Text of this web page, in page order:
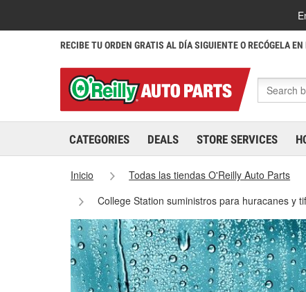
RECIBE TU ORDEN GRATIS AL DÍA SIGUIENTE O RECÓGELA
CATEGORIES DEALS STORE SERVICES
Inicio Todas las tiendas O'Reilly Auto Parts
College Station suministros para huracanes y